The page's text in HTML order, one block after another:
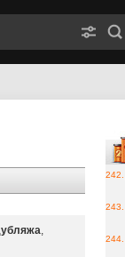
,
242.
243.
244.